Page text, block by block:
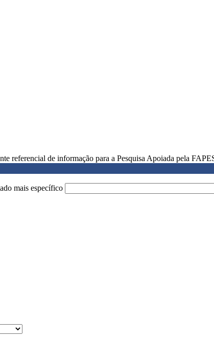
referencial de informação para a Pesquisa Apoiada pela
mais específico